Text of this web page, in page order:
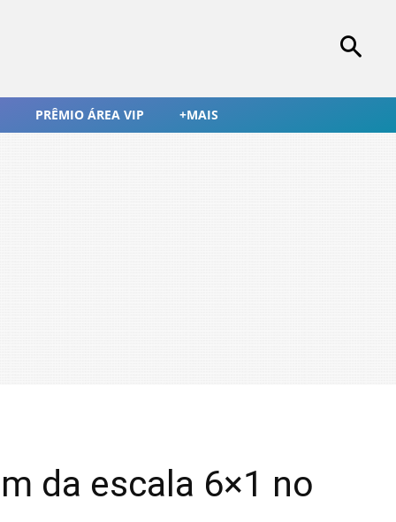
PRÊMIO ÁREA VIP +MAIS
da escala 6×1 no